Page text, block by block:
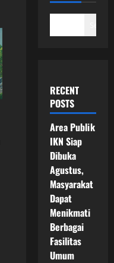
RECENT
POSTS
Area Publik
IKN Siap
Dibuka
Agustus,
Masyarakat
Dapat
Menikmati
Berbagai
Fasilitas
Umum